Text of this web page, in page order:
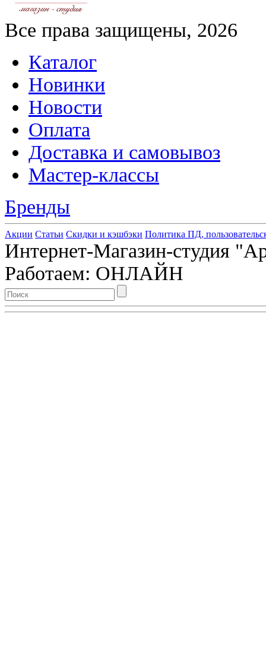
Все права защищены, 2026
Каталог
Новинки
Новости
Оплата
Доставка и самовывоз
Мастер-классы
Бренды
Акции Статьи Скидки и кэшбэки Политика ПД,
Интернет-Магазин-студия
Работаем: ОНЛАЙН